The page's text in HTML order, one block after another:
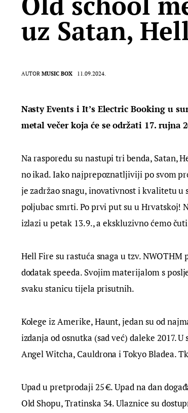
uz Satan,
AUTOR MUSIC BOX 11.09.2024.
Nasty Events i It’s Electric Booking u
metal večer koja će se održati 17. rujna
Na rasporedu su nastupi tri benda, Satan,
no ikad. Iako najprepoznatljiviji po svom
je zadržao snagu, inovativnost i kvalitetu
poljubac smrti. Po prvi put su u Hrvatskoj!
izlazi u petak 13.9., a ekskluzivno ćemo
Hell Fire su rastuća snaga u tzv.
dodatak speeda. Svojim materijalom s
svaku stanicu tijela prisutnih.
Kolege iz Amerike, Haunt, jedan su od
izdanja od osnutka (sad već) daleke 2017.
Angel Witcha, Cauldrona i Tokyo Bladea.
Upad u pretprodaji 25 €. Upad na dan
Old Shopu, Tratinska 34. Ulaznice su